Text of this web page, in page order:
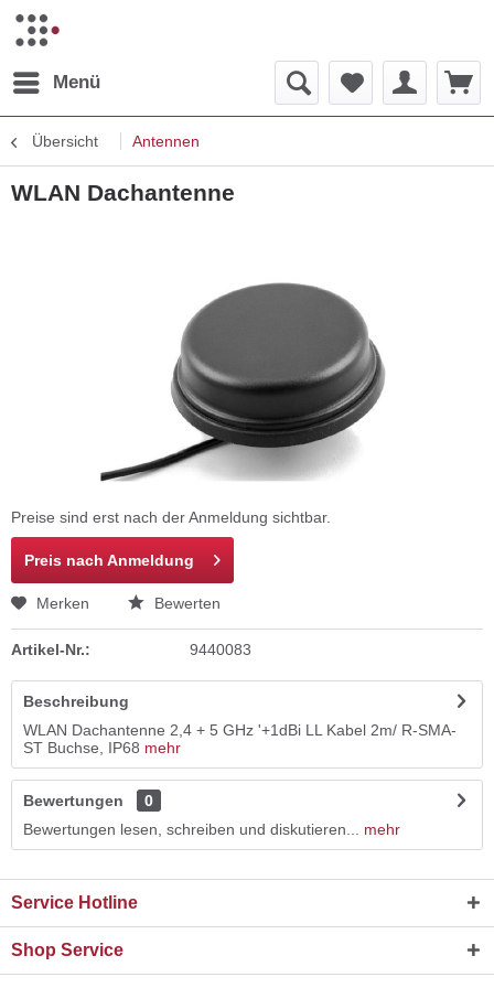
Menü
Übersicht Antennen
WLAN Dachantenne
Preise sind erst nach der Anmeldung sichtbar.
Preis nach Anmeldung
Merken Bewerten
Artikel-Nr.: 9440083
Beschreibung
WLAN Dachantenne 2,4 + 5 GHz '+1dBi LL Kabel 2m/ R-SMA-
ST Buchse, IP68 mehr
Bewertungen
0
Bewertungen lesen, schreiben und diskutieren...
mehr
Service Hotline
Shop Service